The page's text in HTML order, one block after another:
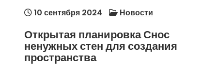
10 сентября 2024 Новости
Открытая планировка Снос
ненужных стен для создания
пространства